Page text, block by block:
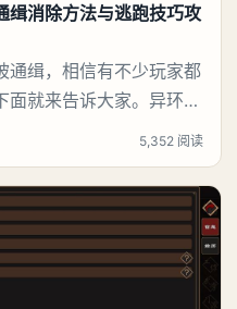
缉消除方法与逃跑技巧攻
通缉，相信有不少玩家都
面就来告诉大家。异环通
效果通缉状态立刻清
场，回到城市正常探
义”最丰厚）大量信用
。S级/稀有武器、改装配
5,352 阅读